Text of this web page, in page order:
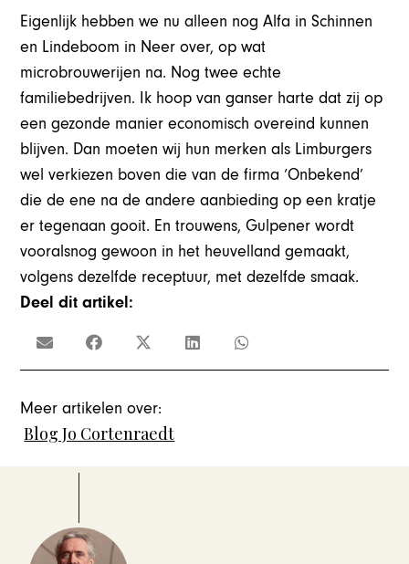
Eigenlijk hebben we nu alleen nog Alfa in Schinnen
en Lindeboom in Neer over, op wat
microbrouwerijen na. Nog twee echte
familiebedrijven. Ik hoop van ganser harte dat zij op
een gezonde manier economisch overeind kunnen
blijven. Dan moeten wij hun merken als Limburgers
wel verkiezen boven die van de firma ‘Onbekend’
die de ene na de andere aanbieding op een kratje
er tegenaan gooit. En trouwens, Gulpener wordt
vooralsnog gewoon in het heuvelland gemaakt,
volgens dezelfde receptuur, met dezelfde smaak.
Deel dit artikel:
Meer artikelen over:
Blog Jo Cortenraedt